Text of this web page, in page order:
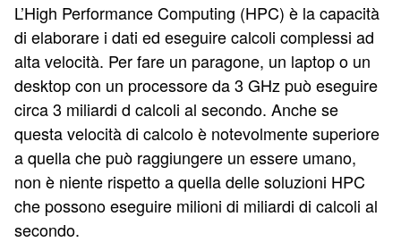
L’High Performance Computing (HPC) è la capacità
di elaborare i dati ed eseguire calcoli complessi ad
alta velocità. Per fare un paragone, un laptop o un
desktop con un processore da 3 GHz può eseguire
circa 3 miliardi d calcoli al secondo. Anche se
questa velocità di calcolo è notevolmente superiore
a quella che può raggiungere un essere umano,
non è niente rispetto a quella delle soluzioni HPC
che possono eseguire milioni di miliardi di calcoli al
secondo.